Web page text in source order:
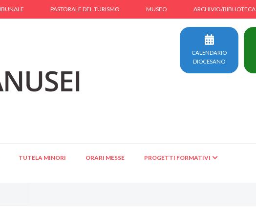
PASTORALE DEL TURISMO MUSEO ARCHIVIO/BIBLIOTECA
CALENDARIO
DIOCESANO
TUTELA MINORI ORARI MESSE PROGETTI FORMATIVI